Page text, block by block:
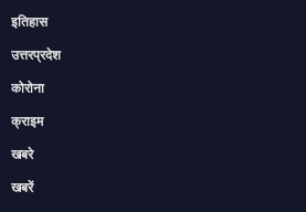
इतिहास
उत्तरप्रदेश
कोरोना
क्राइम
खबरे
खबरें